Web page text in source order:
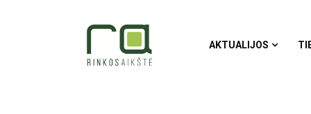
AKTUALIJOS